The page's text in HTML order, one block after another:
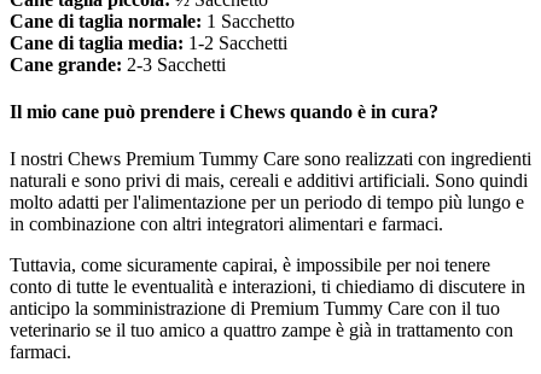
Cane di taglia normale: 1 Sacchetto
Cane di taglia media: 1-2 Sacchetti
Cane grande: 2-3 Sacchetti
Il mio cane può prendere i Chews quando è in cura?
I nostri Chews Premium Tummy Care sono realizzati con ingredienti
naturali e sono privi di mais, cereali e additivi artificiali. Sono quindi
molto adatti per l'alimentazione per un periodo di tempo più lungo e
in combinazione con altri integratori alimentari e farmaci.
Tuttavia, come sicuramente capirai, è impossibile per noi tenere
conto di tutte le eventualità e interazioni, ti chiediamo di discutere in
anticipo la somministrazione di Premium Tummy Care con il tuo
veterinario se il tuo amico a quattro zampe è già in trattamento con
farmaci.